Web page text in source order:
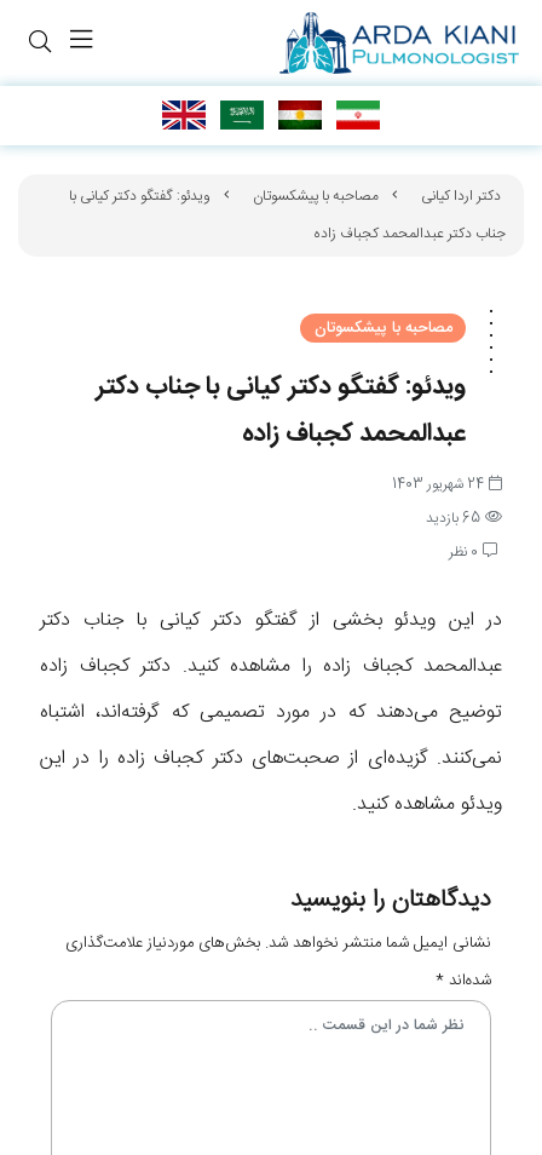
دکتر اردا کیانی مصاحبه با پیشکسوتان
ویدئو: گفتگو دکتر کیانی با
جناب دکتر عبدالمحمد کجباف زاده
مصاحبه با پیشکسوتان
ویدئو: گفتگو دکتر کیانی با جناب دکتر
عبدالمحمد کجباف زاده
24 شهریور 1403
65 بازدید
0 نظر
در این ویدئو بخشی از گفتگو دکتر کیانی با جناب دکتر
عبدالمحمد کجباف زاده را مشاهده کنید. دکتر کجباف زاده
توضیح می‌دهند که در مورد تصمیمی که گرفته‌اند، اشتباه
نمی‌کنند. گزیده‌ای از صحبت‌های دکتر کجباف زاده را در این
ویدئو مشاهده کنید.
دیدگاهتان را بنویسید
نشانی ایمیل شما منتشر نخواهد شد. بخش‌های موردنیاز علامت‌گذاری
شده‌اند*